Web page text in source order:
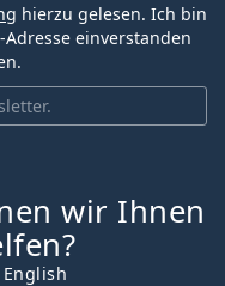
hierzu gelesen. Ich bin
einverstanden
wir Ihnen